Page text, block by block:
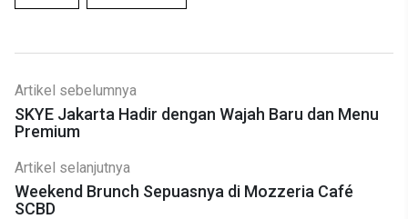
Artikel sebelumnya
SKYE Jakarta Hadir dengan Wajah Baru dan Menu
Premium
Artikel selanjutnya
Weekend Brunch Sepuasnya di Mozzeria Café
SCBD